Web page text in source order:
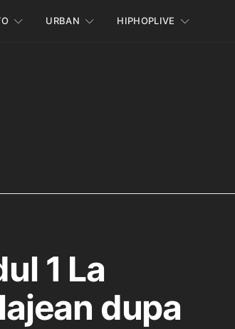
URBAN HIPHOPLIVE
1 La
dupa